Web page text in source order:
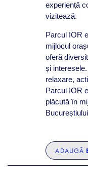
experiență
vizitează.
Parcul IOR
mijlocul
oferă
și
relaxare,
Parcul IOR
plăcută în
ADAUGĂ